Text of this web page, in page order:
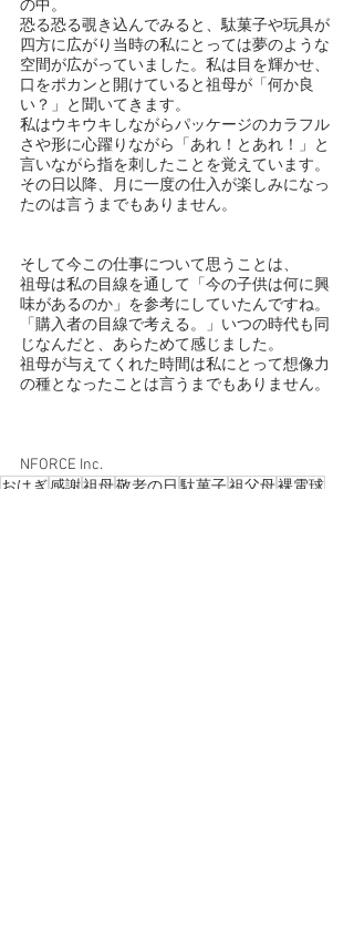
の中。
恐る恐る覗き込んでみると、駄菓子や玩具が
四方に広がり当時の私にとっては夢のような
空間が広がっていました。私は目を輝かせ、
口をポカンと開けていると祖母が「何か良
い？」と聞いてきます。
私はウキウキしながらパッケージのカラフル
さや形に心躍りながら「あれ！とあれ！」と
言いながら指を刺したことを覚えています。
その日以降、月に一度の仕入が楽しみになっ
たのは言うまでもありません。
そして今この仕事について思うことは、
祖母は私の目線を通して「今の子供は何に興
味があるのか」を参考にしていたんですね。
「購入者の目線で考える。」いつの時代も同
じなんだと、あらためて感じました。
祖母が与えてくれた時間は私にとって想像力
の種となったことは言うまでもありません。
NFORCE Inc.
おはぎ感謝祖母敬老の日 駄菓子祖父母裸電球